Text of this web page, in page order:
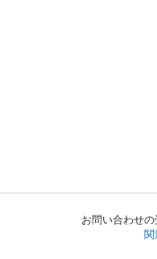
お問い合わせの